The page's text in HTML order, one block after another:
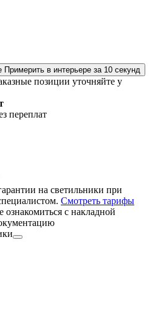
Примерить в интерьере за 10 секунд
позиции уточняйте у
переплат
на светильники при
Смотреть тарифы
с накладной